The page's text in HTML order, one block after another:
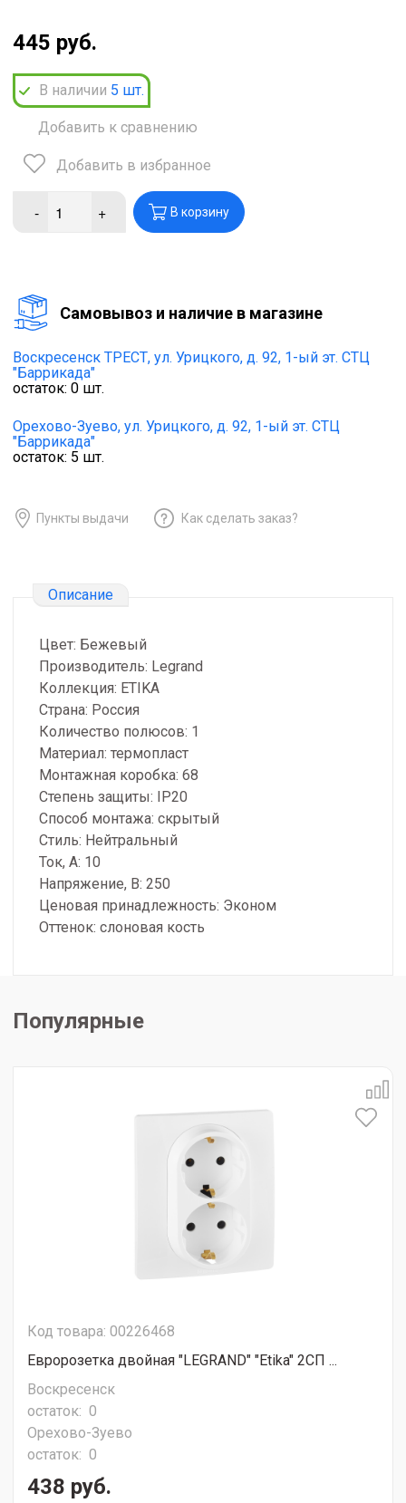
445 руб.
В наличии 5 шт.
Добавить к сравнению
Добавить в избранное
- + В корзину
Cамовывоз и наличие в магазине
Воскресенск ТРЕСТ, ул. Урицкого, д. 92, 1-ый эт. СТЦ
"Баррикада"
остаток: 0 шт.
Орехово-Зуево, ул. Урицкого, д. 92, 1-ый эт. СТЦ
"Баррикада"
остаток: 5 шт.
Пункты выдачи Как сделать заказ?
Описание
Цвет: Бежевый
Производитель: Legrand
Коллекция: ETIKA
Страна: Россия
Количество полюсов: 1
Материал: термопласт
Монтажная коробка: 68
Степень защиты: IP20
Способ монтажа: скрытый
Стиль: Нейтральный
Ток, А: 10
Напряжение, В: 250
Ценовая принадлежность: Эконом
Оттенок: слоновая кость
Популярные
Код товара: 00226468
Евророзетка двойная "LEGRAND" "Etika" 2СП ...
Воскресенск
остаток: 0
Орехово-Зуево
остаток: 0
438 руб.